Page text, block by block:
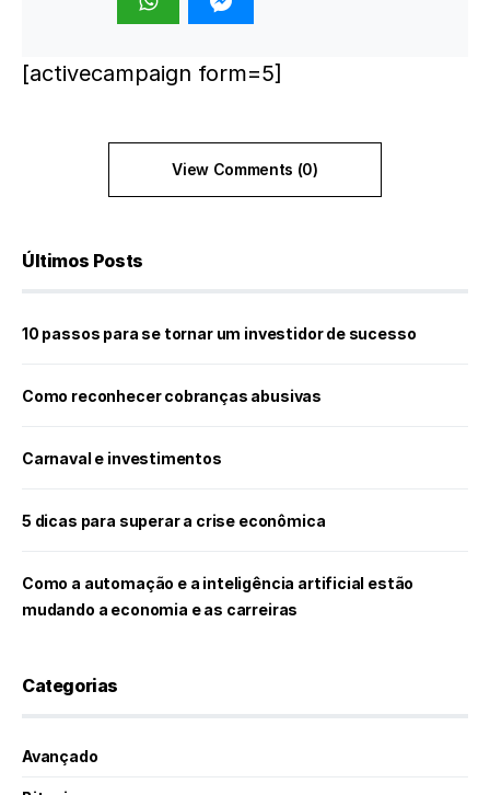
[activecampaign form=5]
View Comments (0)
Últimos Posts
10 passos para se tornar um investidor de sucesso
Como reconhecer cobranças abusivas
Carnaval e investimentos
5 dicas para superar a crise econômica
Como a automação e a inteligência artificial estão
mudando a economia e as carreiras
Categorias
Avançado